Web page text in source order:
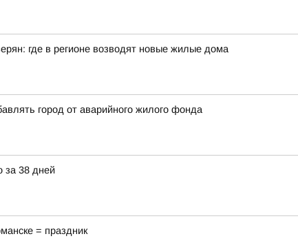
где в регионе возводят новые жилые дома
город от аварийного жилого фонда
за 38 дней
= праздник